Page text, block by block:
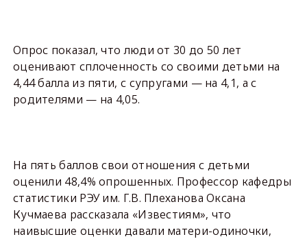
Опрос показал, что люди от 30 до 50 лет
оценивают сплоченность со своими детьми на
4,44 балла из пяти, с супругами — на 4,1, а с
родителями — на 4,05.
На пять баллов свои отношения с детьми
оценили 48,4% опрошенных. Профессор кафедры
статистики РЭУ им. Г.В. Плеханова Оксана
Кучмаева рассказала «Известиям», что
наивысшие оценки давали матери-одиночки,